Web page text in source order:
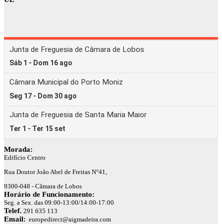
Morada:
Edifício Centro
Rua Doutor João Abel de Freitas N°41,
9300-048 - Câmara de Lobos
Horário de Funcionamento:
Seg. a Sex. das 09:00-13:00/14:00-17:00
Telef. 291 635 113
Email: europedirect@aigmadeira.com